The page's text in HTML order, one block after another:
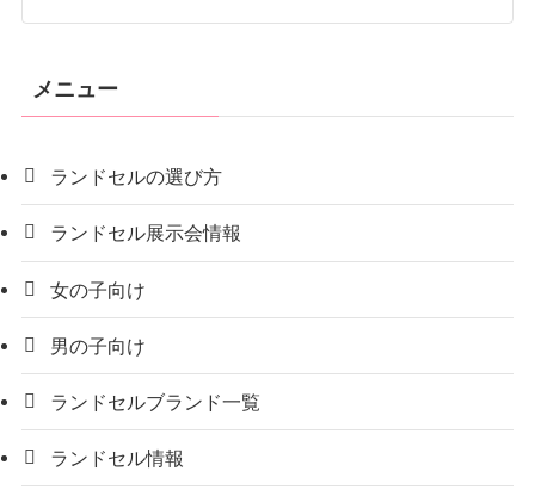
メニュー
ランドセルの選び方
ランドセル展示会情報
女の子向け
男の子向け
ランドセルブランド一覧
ランドセル情報